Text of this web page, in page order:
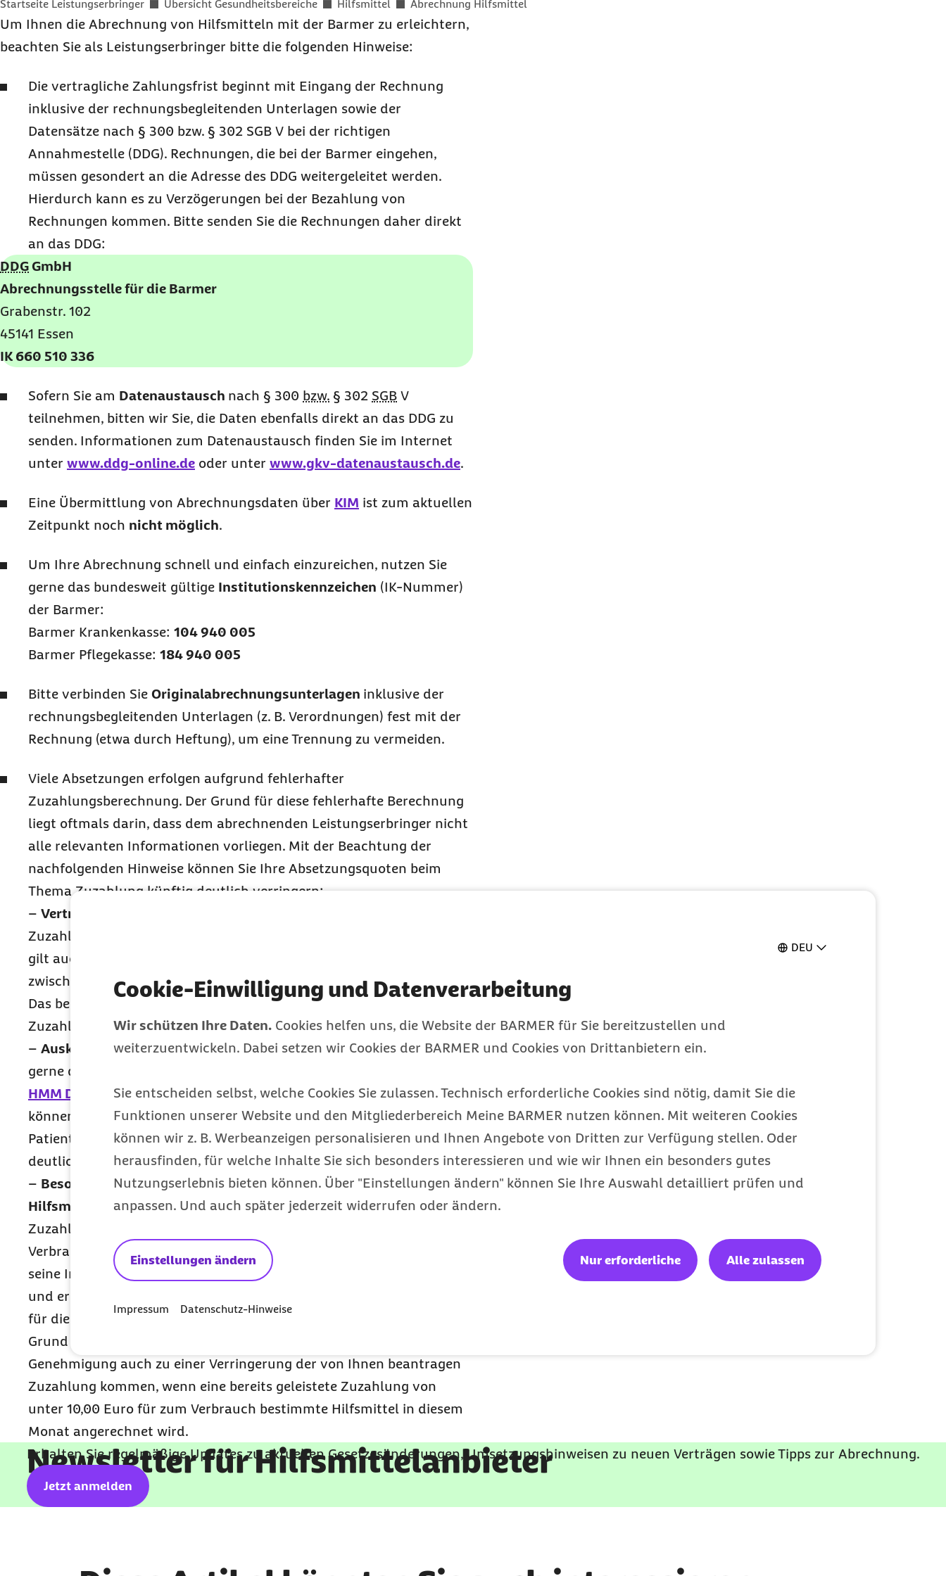
DEU
Cookie-Einwilligung und Datenverarbeitung
Wir schützen Ihre Daten. Cookies helfen uns, die Website der BARMER für Sie bereitzustellen und
weiterzuentwickeln. Dabei setzen wir Cookies der BARMER und Cookies von Drittanbietern ein.
Sie entscheiden selbst, welche Cookies Sie zulassen. Technisch erforderliche Cookies sind nötig, damit Sie die
Funktionen unserer Website und den Mitgliederbereich Meine BARMER nutzen können. Mit weiteren Cookies
können wir z. B. Werbeanzeigen personalisieren und Ihnen Angebote von Dritten zur Verfügung stellen. Oder
herausfinden, für welche Inhalte Sie sich besonders interessieren und wie wir Ihnen ein besonders gutes
Nutzungserlebnis bieten können. Über "Einstellungen ändern" können Sie Ihre Auswahl detailliert prüfen und
anpassen. Und auch später jederzeit widerrufen oder ändern.
Einstellungen ändern Nur erforderliche Alle zulassen
Impressum Datenschutz-Hinweise
Sie befinden sich hier:
Startseite Leistungserbringer Übersicht Gesundheitsbereiche Hilfsmittel Abrechnung Hilfsmittel
Um Ihnen die Abrechnung von Hilfsmitteln mit der Barmer zu erleichtern,
beachten Sie als Leistungserbringer bitte die folgenden Hinweise:
Die vertragliche Zahlungsfrist beginnt mit Eingang der Rechnung
inklusive der rechnungsbegleitenden Unterlagen sowie der
Datensätze nach § 300 bzw. § 302 SGB V bei der richtigen
Annahmestelle (DDG). Rechnungen, die bei der Barmer eingehen,
müssen gesondert an die Adresse des DDG weitergeleitet werden.
Hierdurch kann es zu Verzögerungen bei der Bezahlung von
Rechnungen kommen. Bitte senden Sie die Rechnungen daher direkt
an das DDG:
DDGGmbH
Abrechnungsstelle für die Barmer
Grabenstr. 102
45141 Essen
IK 660 510 336
Sofern Sie am Datenaustausch nach § 300 bzw. § 302 SGB V
teilnehmen, bitten wir Sie, die Daten ebenfalls direkt an das DDG zu
senden. Informationen zum Datenaustausch finden Sie im Internet
unter www.ddg-online.de oder unter www.gkv-datenaustausch.de.
Eine Übermittlung von Abrechnungsdaten über KIM ist zum aktuellen
Zeitpunkt noch nicht möglich.
Um Ihre Abrechnung schnell und einfach einzureichen, nutzen Sie
gerne das bundesweit gültige Institutionskennzeichen (IK-Nummer)
der Barmer:
Barmer Krankenkasse: 104 940 005
Barmer Pflegekasse: 184 940 005
Bitte verbinden Sie Originalabrechnungsunterlagen inklusive der
rechnungsbegleitenden Unterlagen (z. B. Verordnungen) fest mit der
Rechnung (etwa durch Heftung), um eine Trennung zu vermeiden.
Viele Absetzungen erfolgen aufgrund fehlerhafter
Zuzahlungsberechnung. Der Grund für diese fehlerhafte Berechnung
liegt oftmals darin, dass dem abrechnenden Leistungserbringer nicht
alle relevanten Informationen vorliegen. Mit der Beachtung der
nachfolgenden Hinweise können Sie Ihre Absetzungsquoten beim
Thema Zuzahlung künftig deutlich verringern:
– Vertrauensschutz:
Zuzahlungsbetrag auch für die Rechnungsprüfung maßgebend. Das
gilt auch dann, wenn sich der Zuzahlungsstatus des Versicherten
zwischen dem Zeitraum der Genehmigung und Abrechnung ändert.
Das bedeutet für Sie: Geben Sie in der Abrechnung den genehmigten
Zuzahlungsbetrag an, sind Rechnungskürzungen ausgeschlossen.
– Auskunftstool:Für direktabrechnungsfähige Vorgänge nutzen Sie
gerne die Online-Auskunftsmöglichkeit über die HMM-Plattform:
HMM Deutschland GmbH(Jetzt neu: LEOS.Copay Zuzahlung). Hier
können Sie tagesaktuell den Zuzahlungsstatus des betroffenen
Patienten abfragen und die Fehlerquote bei Zuzahlungen damit
deutlich minimieren.
– Besonderheit bei mehr als einem zum Verbrauch bestimmten
Hilfsmittel im Monat:Die gesetzliche Grenze von zehn Euro
Zuzahlung für den Monatsbedarf gilt aufsummiert für sämtliche
Verbrauchshilfsmittel des Patienten. Beispiel: Hat der Versicherte für
seine Inkontinenzversorgung bereits zehn Euro Zuzahlung geleistet
und erhält im gleichen Monat noch zusätzlich enterale Nahrung, fällt
für die enterale Nahrung keine Zuzahlung mehr an. Aus diesem
Grund kann es z.B. im Rahmen einer von der Barmer ausgestellten
Genehmigung auch zu einer Verringerung der von Ihnen beantragen
Zuzahlung kommen, wenn eine bereits geleistete Zuzahlung von
unter 10,00 Euro für zum Verbrauch bestimmte Hilfsmittel in diesem
Monat angerechnet wird.
Newsletter für Hilfsmittelanbieter
Erhalten Sie regelmäßige Updates zu aktuellen Gesetzesänderungen, Umsetzungshinweisen zu neuen Verträgen sowie Tipps zur Abrechnung.
Jetzt anmelden